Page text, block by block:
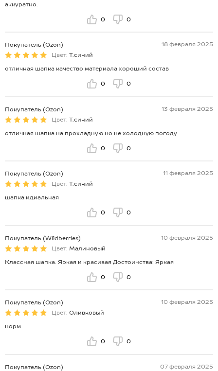
аккуратно.
0 0
Покупатель (Ozon)
18 февраля 2025
Цвет: Т.синий
отличная шапка качество материала хороший состав
0 0
Покупатель (Ozon)
13 февраля 2025
Цвет: Т.синий
отличная шапка на прохладную но не холодную погоду
0 0
Покупатель (Ozon)
11 февраля 2025
Цвет: Т.синий
шапка идиальная
0 0
Покупатель (Wildberries)
10 февраля 2025
Цвет: Малиновый
Классная шапка. Яркая и красивая Достоинства: Яркая
0 0
Покупатель (Ozon)
10 февраля 2025
Цвет: Оливковый
норм
0 0
Покупатель (Ozon)
07 февраля 2025